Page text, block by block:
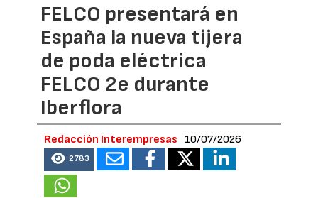
FELCO presentará en
España la nueva tijera
de poda eléctrica
FELCO 2e durante
Iberflora
Redacción Interempresas 10/07/2026
2783